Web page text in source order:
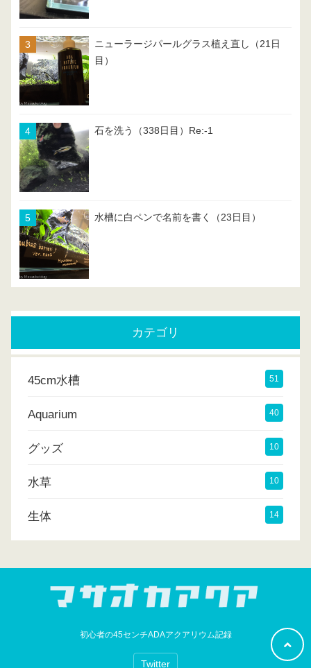
ニューラージパールグラス植え直し（21日
目）
石を洗う（338日目）Re:-1
水槽に白ペンで名前を書く（23日目）
カテゴリ
45cm水槽 51
Aquarium 40
グッズ 10
水草 10
生体 14
初心者の45センチADAアクアリウム記録
Twitter